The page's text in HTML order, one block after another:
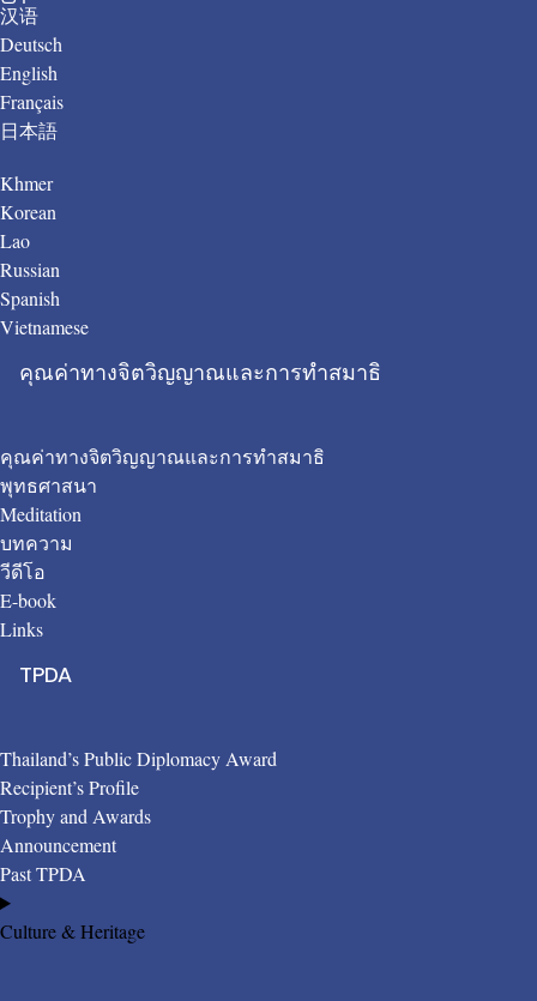
汉语
Deutsch
English
Français
日本語
Khmer
Korean
Lao
Russian
Spanish
Vietnamese
คุณค่าทางจิตวิญญาณและการทำสมาธิ
คุณค่าทางจิตวิญญาณและการทำสมาธิ
พุทธศาสนา
Meditation
บทความ
วีดีโอ
E-book
Links
TPDA
Thailand’s Public Diplomacy Award
Recipient’s Profile
Trophy and Awards
Announcement
Past TPDA
Culture & Heritage​